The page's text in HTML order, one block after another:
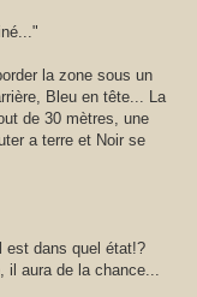
la zone sous un
Bleu en tête... La
de 30 mètres, une
a terre et Noir se
est dans quel état!?
il aura de la chance...